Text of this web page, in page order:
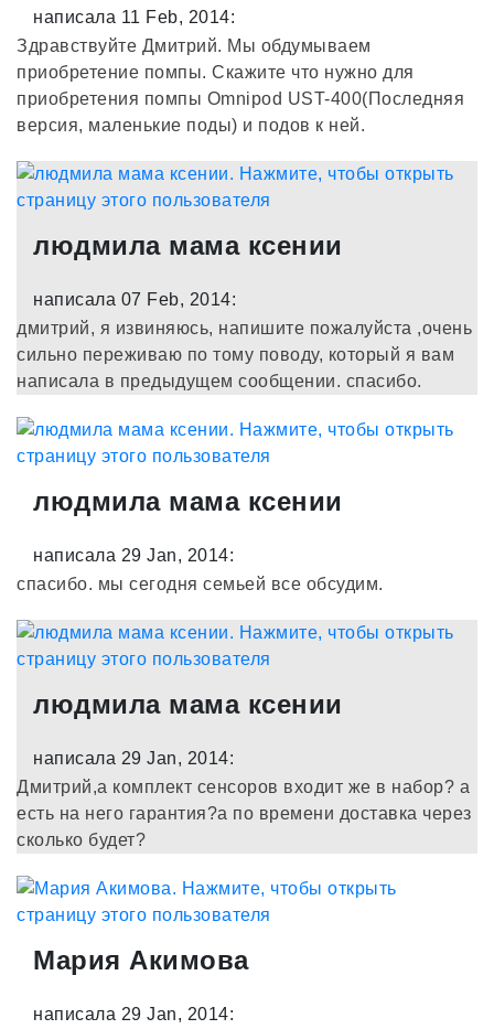
написала 11 Feb, 2014:
Здравствуйте Дмитрий. Мы обдумываем
приобретение помпы. Скажите что нужно для
приобретения помпы Omnipod UST-400(Последняя
версия, маленькие поды) и подов к ней.
людмила мама ксении
написала 07 Feb, 2014:
дмитрий, я извиняюсь, напишите пожалуйста ,очень
сильно переживаю по тому поводу, который я вам
написала в предыдущем сообщении. спасибо.
людмила мама ксении
написала 29 Jan, 2014:
спасибо. мы сегодня семьей все обсудим.
людмила мама ксении
написала 29 Jan, 2014:
Дмитрий,а комплект сенсоров входит же в набор? а
есть на него гарантия?а по времени доставка через
сколько будет?
Мария Акимова
написала 29 Jan, 2014: